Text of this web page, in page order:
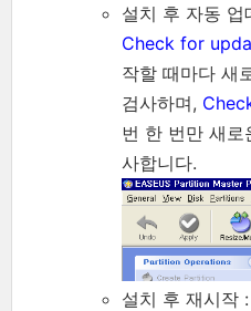
설치 후 자동
Check for
작할 때마다 새
검사하며,
번 한 번만 새로
사합니다.
설치 후 재시작